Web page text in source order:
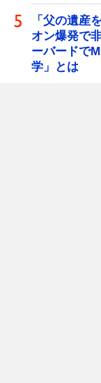
「父の遺
オン爆発で
ーバードで
学」とは